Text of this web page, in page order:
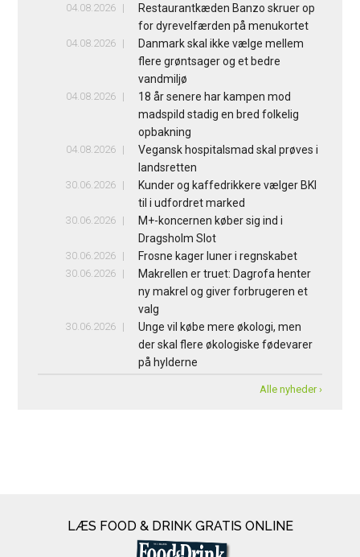
04.08.2026
Restaurantkæden Banzo skruer op
for dyrevelfærden på menukortet
04.08.2026
Danmark skal ikke vælge mellem
flere grøntsager og et bedre
vandmiljø
04.08.2026
18 år senere har kampen mod
madspild stadig en bred folkelig
opbakning
04.08.2026
Vegansk hospitalsmad skal prøves i
landsretten
30.06.2026
Kunder og kaffedrikkere vælger BKI
til i udfordret marked
30.06.2026
M+-koncernen køber sig ind i
Dragsholm Slot
30.06.2026 Frosne kager luner i regnskabet
30.06.2026
Makrellen er truet: Dagrofa henter
ny makrel og giver forbrugeren et
valg
30.06.2026
Unge vil købe mere økologi, men
der skal flere økologiske fødevarer
på hylderne
Alle nyheder ›
LÆS FOOD & DRINK GRATIS ONLINE